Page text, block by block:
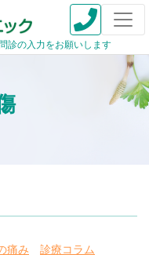
診の入力をお願いします
痛み 診療コラム